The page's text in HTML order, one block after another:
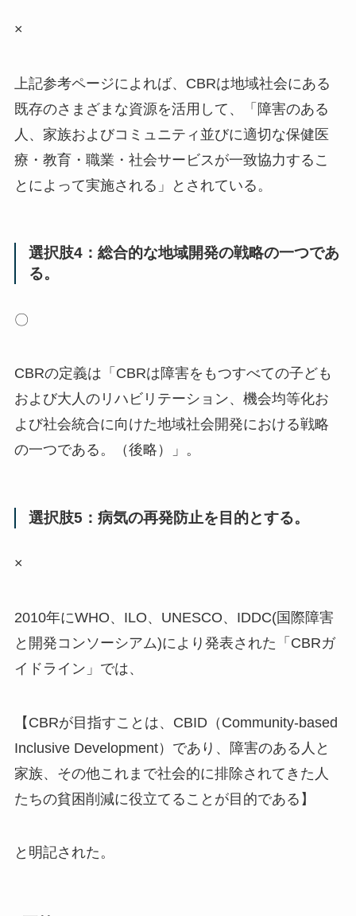
×
上記参考ページによれば、CBRは地域社会にある
既存のさまざまな資源を活用して、「障害のある
人、家族およびコミュニティ並びに適切な保健医
療・教育・職業・社会サービスが一致協力するこ
とによって実施される」とされている。
選択肢4：総合的な地域開発の戦略の一つであ
る。
〇
CBRの定義は「CBRは障害をもつすべての子ども
および大人のリハビリテーション、機会均等化お
よび社会統合に向けた地域社会開発における戦略
の一つである。（後略）」。
選択肢5：病気の再発防止を目的とする。
×
2010年にWHO、ILO、UNESCO、IDDC(国際障害
と開発コンソーシアム)により発表された「CBRガ
イドライン」では、
【CBRが目指すことは、CBID（Community-based
Inclusive Development）であり、障害のある人と
家族、その他これまで社会的に排除されてきた人
たちの貧困削減に役立てることが目的である】
と明記された。